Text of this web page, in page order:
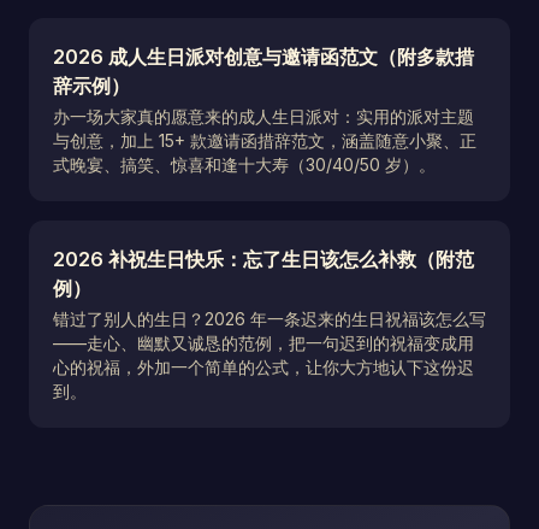
2026 成人生日派对创意与邀请函范文（附多款措
辞示例）
办一场大家真的愿意来的成人生日派对：实用的派对主题
与创意，加上 15+ 款邀请函措辞范文，涵盖随意小聚、正
式晚宴、搞笑、惊喜和逢十大寿（30/40/50 岁）。
2026 补祝生日快乐：忘了生日该怎么补救（附范
例）
错过了别人的生日？2026 年一条迟来的生日祝福该怎么写
——走心、幽默又诚恳的范例，把一句迟到的祝福变成用
心的祝福，外加一个简单的公式，让你大方地认下这份迟
到。